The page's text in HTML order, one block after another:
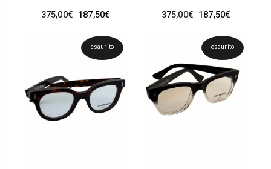
375,00€ 187,50€ 375,00€ 187,50€
esaurito esaurito